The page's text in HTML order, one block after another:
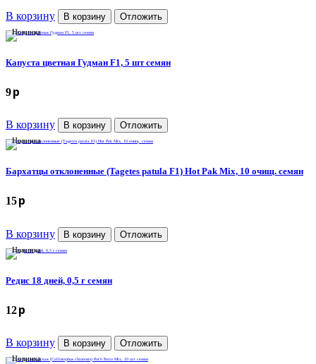
В корзину В корзину Отложить
Новинка
Капуста цветная Гудман F1, 5 шт семян
9p
В корзину В корзину Отложить
Новинка
Бархатцы отклоненные (Tagetes patula F1) Hot Pak Mix, 10 очищ. семян
15p
В корзину В корзину Отложить
Новинка
Редис 18 дней, 0,5 г семян
12p
В корзину В корзину Отложить
Новинка